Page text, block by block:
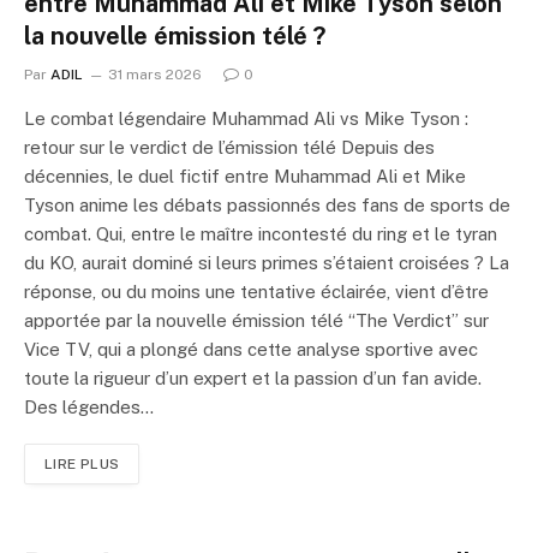
la nouvelle émission télé ?
Par ADIL 31 mars 2026 0
Le combat légendaire Muhammad Ali vs Mike Tyson :
retour sur le verdict de l’émission télé Depuis des
décennies, le duel fictif entre Muhammad Ali et Mike
Tyson anime les débats passionnés des fans de sports de
combat. Qui, entre le maître incontesté du ring et le tyran
du KO, aurait dominé si leurs primes s’étaient croisées ? La
réponse, ou du moins une tentative éclairée, vient d’être
apportée par la nouvelle émission télé “The Verdict” sur
Vice TV, qui a plongé dans cette analyse sportive avec
toute la rigueur d’un expert et la passion d’un fan avide.
Des légendes…
LIRE PLUS